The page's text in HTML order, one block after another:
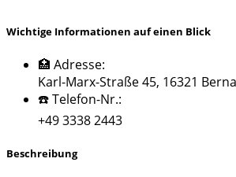
Wichtige Informationen auf einen Blick
🏥 Adresse:
Karl-Marx-Straße 45, 16321
☎️ Telefon-Nr.:
+49 3338 2443
Beschreibung